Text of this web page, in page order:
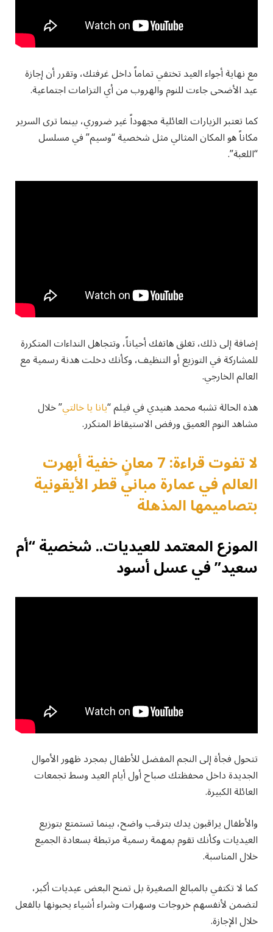
مع نهاية أجواء العيد تختفي تماماً داخل غرفتك، وتقرر أن إجازة
عيد الأضحى جاءت للنوم والهروب من أي التزامات اجتماعية.
كما تعتبر الزيارات العائلية مجهوداً غير ضروري، بينما ترى السرير
مكاناً هو المكان المثالي مثل شخصية “وسيم” في مسلسل
“اللعبة”.
إضافة إلى ذلك، تغلق هاتفك أحياناً، وتتجاهل النداءات المتكررة
للمشاركة في التوزيع أو التنظيف، وكأنك دخلت هدنة رسمية مع
العالم الخارجي.
هذه الحالة تشبه محمد هنيدي في فيلم “يانا يا خالتي” خلال
مشاهد النوم العميق ورفض الاستيقاظ المتكرر.
لا تفوت قراءة: 7 معانٍ خفية أبهرت
العالم في عمارة مباني قطر الأيقونية
بتصاميمها المذهلة
الموزع المعتمد للعيديات.. شخصية “أم
سعيد” في عسل أسود
تتحول فجأة إلى النجم المفضل للأطفال بمجرد ظهور الأموال
الجديدة داخل محفظتك صباح أول أيام العيد وسط تجمعات
العائلة الكبيرة.
والأطفال يراقبون يدك بترقب واضح، بينما تستمتع بتوزيع
العيديات وكأنك تقوم بمهمة رسمية مرتبطة بسعادة الجميع
خلال المناسبة.
كما لا تكتفي بالمبالغ الصغيرة بل تمنح البعض عيديات أكبر،
لتضمن لأنفسهم خروجات وسهرات وشراء أشياء يحبونها بالفعل
خلال الإجازة.